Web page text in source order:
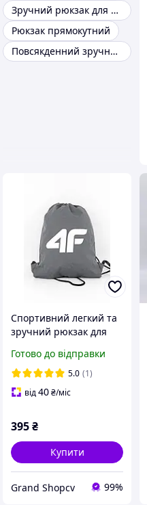
Зручний рюкзак для міста
Рюкзак прямокутний
Повсякденний зручний рюкзак
Спортивний легкий та
зручний рюкзак для
сірому кольорі
Готово до відправки
5.0 (1)
від40₴/міс
395₴
Купити
Grand Shopcv 99%